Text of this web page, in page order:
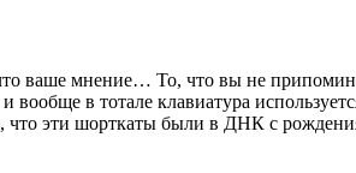
ваше мнение… То, что вы не
вообще в тотале клавиатура
эти шорткаты были в ДНК с